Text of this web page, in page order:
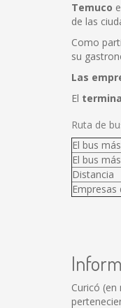
Temuco
de las
Como
su
Las
El
Ruta de
El bus
El bus
Distancia
Empresas
Curicó (en